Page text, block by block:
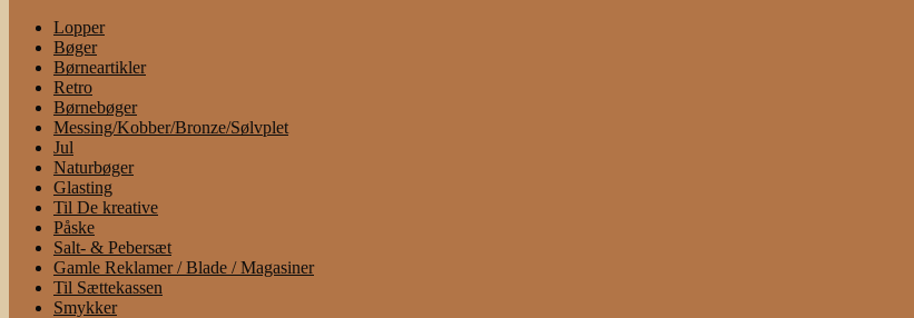
Lopper
Bøger
Børneartikler
Retro
Børnebøger
Messing/Kobber/Bronze/Sølvplet
Jul
Naturbøger
Glasting
Til De kreative
Påske
Salt- & Pebersæt
Gamle Reklamer / Blade / Magasiner
Til Sættekassen
Smykker